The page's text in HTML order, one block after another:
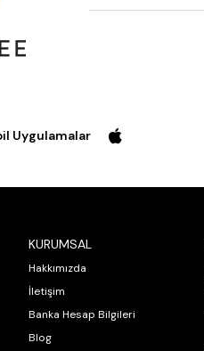
Uygulamalar
KURUMSAL
Hakkımızda
İletişim
Banka Hesap Bilgileri
Blog